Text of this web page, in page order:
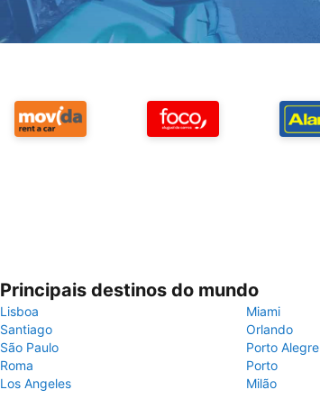
Principais destinos do mundo
Lisboa
Miami
Santiago
Orlando
São Paulo
Porto Alegre
Roma
Porto
Los Angeles
Milão